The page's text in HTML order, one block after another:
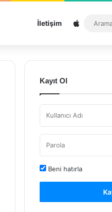
İletişim Sitemap
Kayıt Ol
Beni hatırla